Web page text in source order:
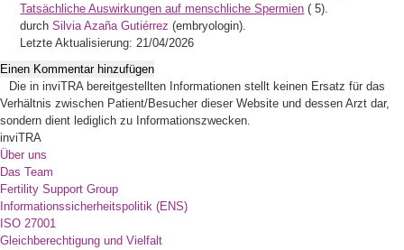
Tatsächliche Auswirkungen auf menschliche Spermien ( 5).
durchSilvia Azaña Gutiérrez (embryologin).
Letzte Aktualisierung: 21/04/2026
Einen Kommentar hinzufügen
Die in inviTRA bereitgestellten Informationen stellt keinen Ersatz für das
Verhältnis zwischen Patient/Besucher dieser Website und dessen Arzt dar,
sondern dient lediglich zu Informationszwecken.
inviTRA
Über uns
Das Team
Fertility Support Group
Informationssicherheitspolitik (ENS)
ISO 27001
Gleichberechtigung und Vielfalt